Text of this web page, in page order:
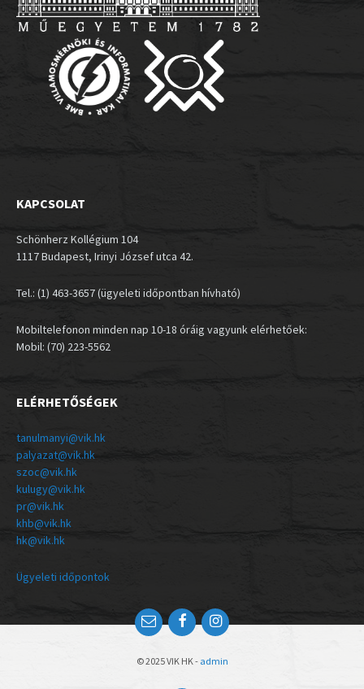
KAPCSOLAT
Schönherz Kollégium 104
1117 Budapest, Irinyi József utca 42.
Tel.: (1) 463-3657 (ügyeleti időpontban hívható)
Mobiltelefonon minden nap 10-18 óráig vagyunk elérhetőek:
Mobil: (70) 223-5562
ELÉRHETŐSÉGEK
tanulmanyi@vik.hk
palyazat@vik.hk
szoc@vik.hk
kulugy@vik.hk
pr@vik.hk
khb@vik.hk
hk@vik.hk
Ügyeleti időpontok
© 2025 VIK HK - admin